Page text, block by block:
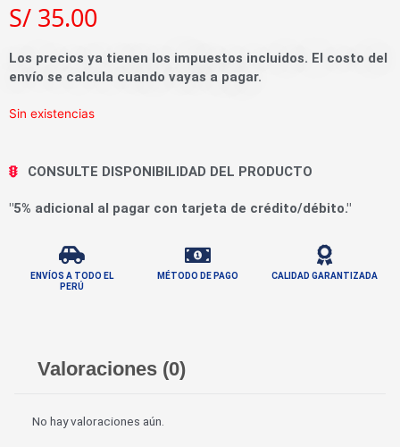
S/ 35.00
Los precios ya tienen los impuestos incluidos. El costo del
envío se calcula cuando vayas a pagar.
Sin existencias
CONSULTE DISPONIBILIDAD DEL PRODUCTO
"5% adicional al pagar con tarjeta de crédito/débito."
ENVÍOS A TODO EL
PERÚ
MÉTODO DE PAGO CALIDAD GARANTIZADA
Valoraciones (0)
No hay valoraciones aún.